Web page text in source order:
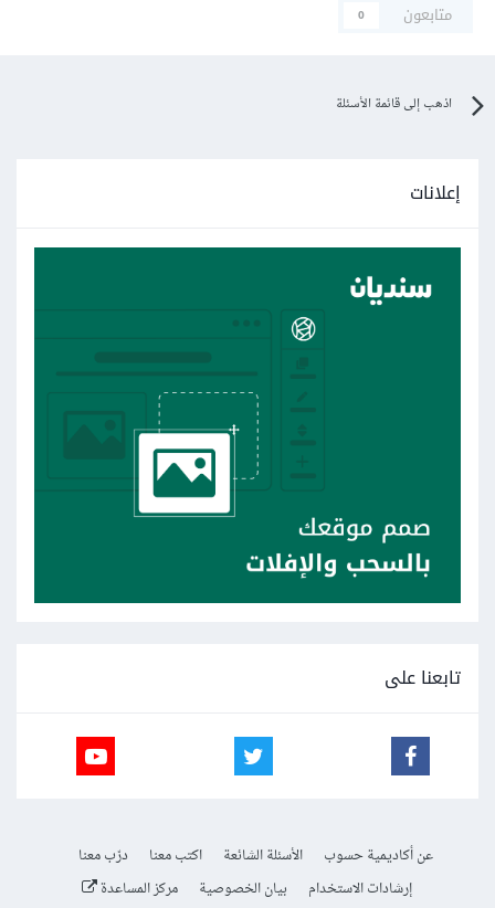
متابعون
0
اذهب إلى قائمة الأسئلة
إعلانات
تابعنا على
عن أكاديمية حسوب الأسئلة الشائعة اكتب معنا
درّب معنا
إرشادات الاستخدام
بيان الخصوصية مركز المساعدة